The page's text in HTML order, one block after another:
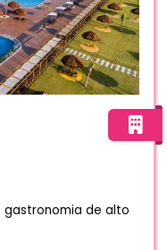
gastronomia de alto